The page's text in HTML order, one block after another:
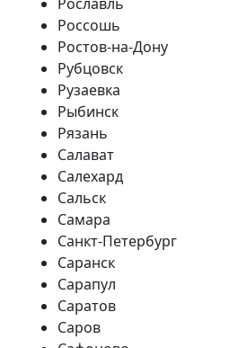
Россошь
Ростов-на-Дону
Рубцовск
Рузаевка
Рыбинск
Рязань
Салават
Салехард
Сальск
Самара
Санкт-Петербург
Саранск
Сарапул
Саратов
Саров